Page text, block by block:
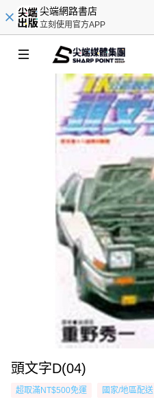
尖端網路書店
立刻使用官方APP
頭文字D(04)
超取滿NT$500免運 國家/地區配送